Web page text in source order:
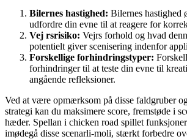
Bilernes hastighed: Bilernes hastighed
udfordre din evne til at reagere for
Vej rsrisiko: Vejrs forhold og hvad
potentielt giver scenisering indenfor
Forskellige forhindringstyper:
forhindringer til at teste din evne til
angående refleksioner.
Ved at være opmærksom på disse faldgruber
strategi kan du maksimere score, fremstøde i
hæder. Spellan i chicken road spillet
imødegå disse scenarli-moli, stærkt forbedre